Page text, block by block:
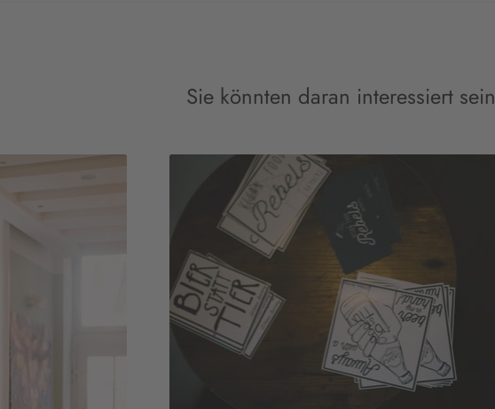
Sie könnten daran interessiert sein